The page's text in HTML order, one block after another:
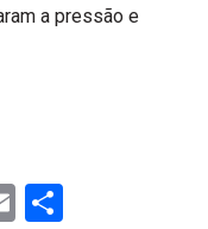
a pressão e
Email